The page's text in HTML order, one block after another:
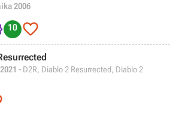
2006
10 
- D2R, Diablo 2 Resurrected, Diablo 2